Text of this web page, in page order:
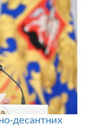
десантних